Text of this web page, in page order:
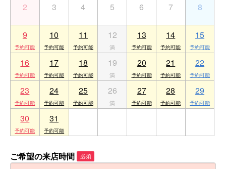
2 3 4 5 6 7 8
9 10 11 12 13 14 15
16 17 18 19 20 21 22
23 24 25 26 27 28 29
30 31
ご希望の来店時間 必須